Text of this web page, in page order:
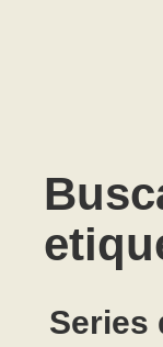
Series